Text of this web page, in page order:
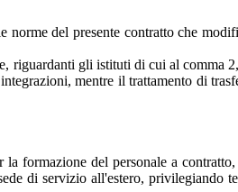
del presente contratto che
gli istituti di cui al comma
mentre il trattamento di
formazione del personale a
di servizio all'estero, privilegiando